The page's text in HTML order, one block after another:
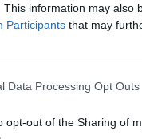
This information may also
Participants that may
Data Processing Opt Outs
opt-out of the Sharing of
στον
κλάδο.
& Parnters το
Deputy CEO
η εξαγορά